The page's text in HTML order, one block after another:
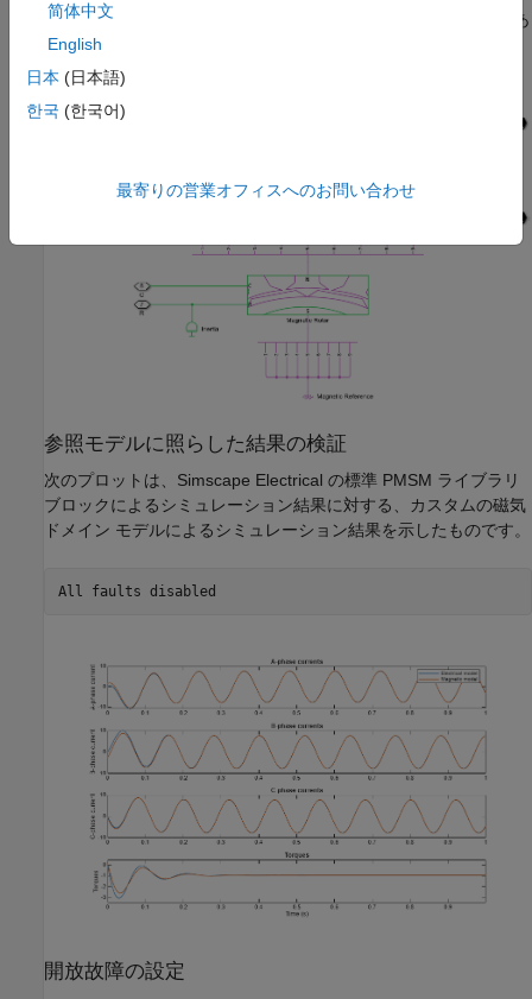
SPMSM のモデル アーキテクチャを示します。参照スロットであ
るスロット 1 は A 相の 3 つのスロットの中央です。巻線の故障
がこのスロットに導入されます。
参照モデルに照らした結果の検証
次のプロットは、Simscape Electrical の標準 PMSM ライブラリ
ブロックによるシミュレーション結果に対する、カスタムの磁気
ドメイン モデルによるシミュレーション結果を示したものです。
開放故障の設定
简体中文
English
日本 (日本語)
한국 (한국어)
最寄りの営業オフィスへのお問い合わせ